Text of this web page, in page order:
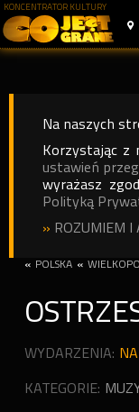
KONCENTRATOR KULTURY
Na naszych
Korzystając z
ustawień
wyrażasz
Polityką
» ROZUMIEM I
« POLSKA «
WYDARZENIA:
KATEGORIE: